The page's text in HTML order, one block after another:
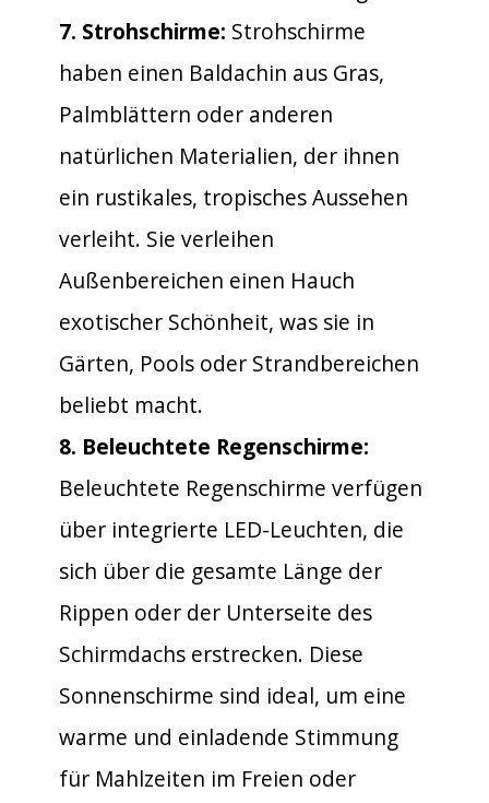
7. Strohschirme: Strohschirme
haben einen Baldachin aus Gras,
Palmblättern oder anderen
natürlichen Materialien, der ihnen
ein rustikales, tropisches Aussehen
verleiht. Sie verleihen
Außenbereichen einen Hauch
exotischer Schönheit, was sie in
Gärten, Pools oder Strandbereichen
beliebt macht.
8. Beleuchtete Regenschirme:
Beleuchtete Regenschirme verfügen
über integrierte LED-Leuchten, die
sich über die gesamte Länge der
Rippen oder der Unterseite des
Schirmdachs erstrecken. Diese
Sonnenschirme sind ideal, um eine
warme und einladende Stimmung
für Mahlzeiten im Freien oder